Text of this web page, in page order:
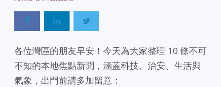
各位灣區的朋友早安！今天為大家整理 10 條不可
不知的本地焦點新聞，涵蓋科技、治安、生活與
氣象，出門前請多加留意：